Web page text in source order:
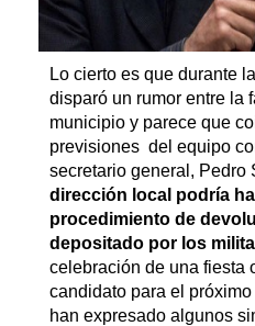
Lo cierto es que durante
disparó un rumor entre la
municipio y parece que
previsiones del equipo
secretario general, Pedro
dirección local podría
procedimiento de
depositado por los
celebración de una fiesta
candidato para el
han expresado algunos